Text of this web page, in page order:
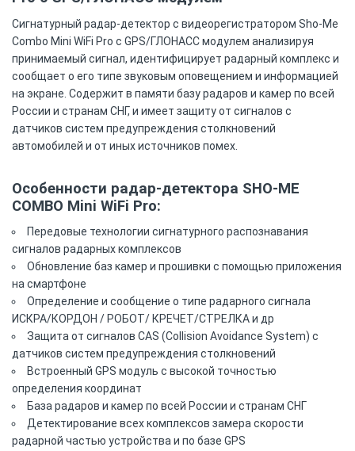
Сигнатурный радар-детектор с видеорегистратором Sho-Me
Combo Mini WiFi Pro c GPS/ГЛОНАСС модулем анализируя
принимаемый сигнал, идентифицирует радарный комплекс и
сообщает о его типе звуковым оповещением и информацией
на экране. Содержит в памяти базу радаров и камер по всей
России и странам СНГ, и имеет защиту от сигналов с
датчиков систем предупреждения столкновений
автомобилей и от иных источников помех.
Особенности радар-детектора SHO-ME
COMBO Mini WiFi Pro:
Передовые технологии сигнатурного распознавания
сигналов радарных комплексов
Обновление баз камер и прошивки с помощью приложения
на смартфоне
Определение и сообщение о типе радарного сигнала
ИСКРА/КОРДОН / РОБОТ/ КРЕЧЕТ/СТРЕЛКА и др
Защита от сигналов CAS (Collision Avoidance System) с
датчиков систем предупреждения столкновений
Встроенный GPS модуль с высокой точностью
определения координат
База радаров и камер по всей России и странам СНГ
Детектирование всех комплексов замера скорости
радарной частью устройства и по базе GPS